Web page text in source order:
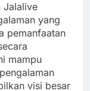
Jalalive
yang
pemanfaatan
mampu
visi besar